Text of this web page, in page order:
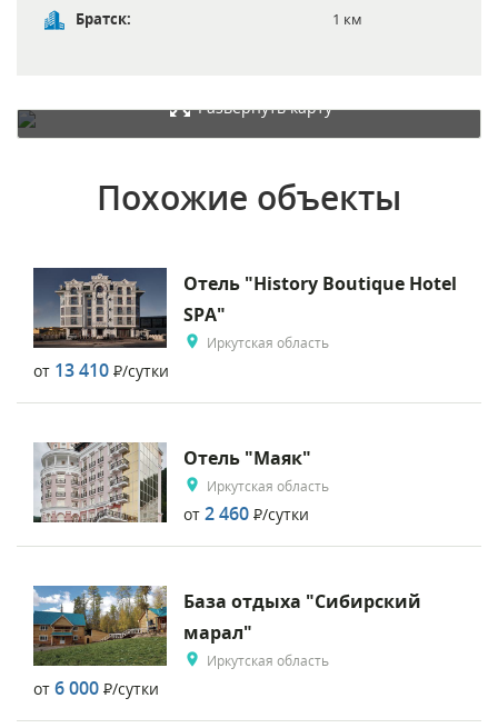
Братск: 1 км
Развернуть карту
Похожие объекты
Отель "History Boutique Hotel
SPА"
Иркутская область
от 13 410 Р/сутки
Отель "Маяк"
Иркутская область
от 2 460 Р/сутки
База отдыха "Сибирский
марал"
Иркутская область
от 6 000 Р/сутки